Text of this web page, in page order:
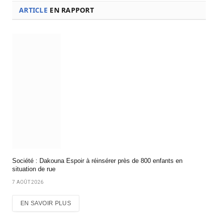
ARTICLE EN RAPPORT
Société : Dakouna Espoir à réinsérer près de 800 enfants en
situation de rue
7 AOÛT 2026
EN SAVOIR PLUS